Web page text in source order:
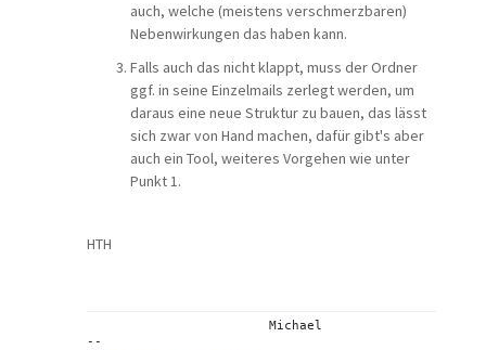
auch, welche (meistens verschmerzbaren)
Nebenwirkungen das haben kann.
Falls auch das nicht klappt, muss der Ordner
ggf. in seine Einzelmails zerlegt werden, um
daraus eine neue Struktur zu bauen, das lässt
sich zwar von Hand machen, dafür gibt's aber
auch ein Tool, weiteres Vorgehen wie unter
Punkt 1.
HTH